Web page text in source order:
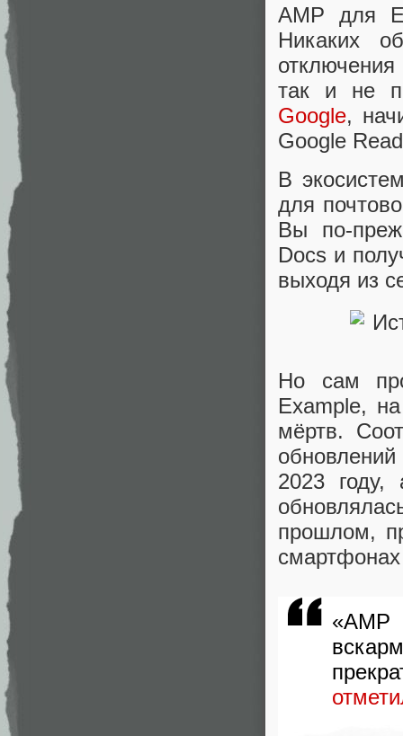
AMP для
Никаких
так и не
Google,
Google
В
для
Вы по-
Docs и
выходя из
Но сам
Example,
мёртв.
2023
прошлом,